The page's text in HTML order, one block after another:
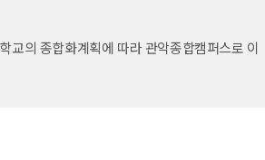
교의 종합화계획에 따라 관악종합캠퍼스로 이